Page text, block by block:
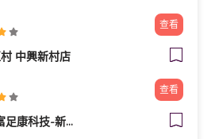
查看
中興新村店
查看
FOOTDISC富足康科技-新光三越-西門店